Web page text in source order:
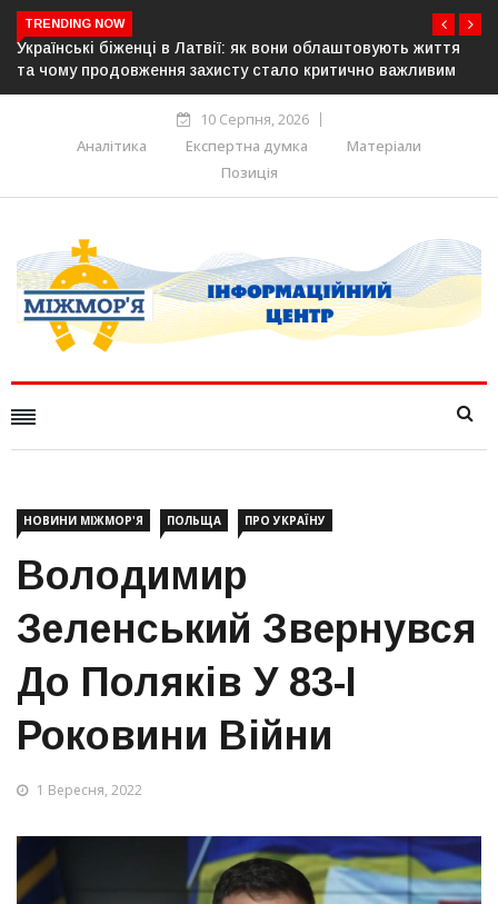
TRENDING NOW
У понад 25 містах Польщі відбудуться акції на підтримку
українців: виступлять проти агресії та ненависті
10 Серпня, 2026
Аналітика
Експертна думка
Матеріали
Позиція
НОВИНИ МІЖМОР'Я ПОЛЬЩА ПРО УКРАЇНУ
Володимир
Зеленський Звернувся
До Поляків У 83-І
Роковини Війни
1 Вересня, 2022